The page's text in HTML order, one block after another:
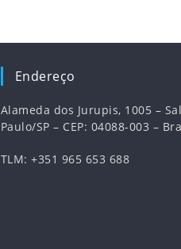
Endereço
Alameda dos Jurupis, 1005 –
Paulo/SP – CEP: 04088-003 –
TLM: +351 965 653 688